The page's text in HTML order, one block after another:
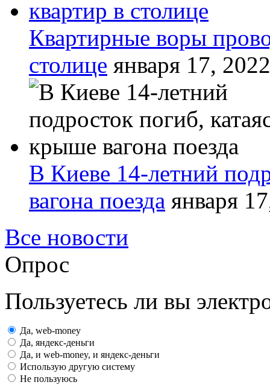
Квартирные воры
столице января 17, 2022
В Киеве 14-летний
вагона поезда января
Все новости
Опрос
Пользуетесь ли вы
Да, web-money
Да, яндекс-деньги
Да, и web-money, и яндекс-деньги
Использую другую систему
Не пользуюсь